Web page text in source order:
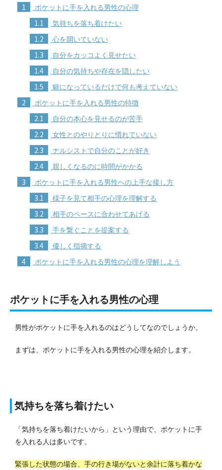
1 ポケットに手を入れる男性の心理
1.1 気持ちを落ち着けたい
1.2 心を開いていない
1.3 自分をカッコよく見せたい
1.4 自分の気持ちや存在を隠したい
1.5 癖になっているだけで何も考えていない
2 ポケットに手を入れる男性の特徴
2.1 自分の本心を見せるのが苦手
2.2 女性とのやりとりに慣れていない
2.3 ナルシストで自分のことが好き
2.4 親しくなるのに時間がかかる
3 ポケットに手を入れる男性への上手な接し方
3.1 様子を見て相手の心理を理解する
3.2 相手のペースに合わせてあげる
3.3 手を繋ぐことを提案する
3.4 優しく指摘する
4 ポケットに手を入れる男性の心理を理解しよう
ポケットに手を入れる男性の心理
男性がポケットに手を入れるのはどうしてなのでしょうか。
まずは、ポケットに手を入れる男性の心理を紹介します。
気持ちを落ち着けたい
「気持ちを落ち着けたいから」という理由で、ポケットに手
を入れる人は多いです。
緊張した状態の場合、手の行き場がないと余計に落ち着かな